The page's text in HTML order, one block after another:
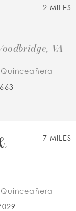
2 MILES
VA
7 MILES